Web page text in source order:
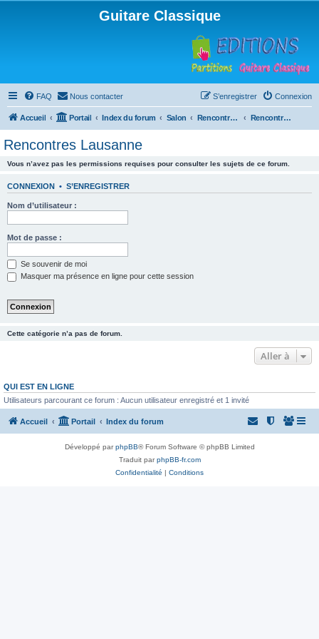
Guitare Classique
FAQ Nous contacter Connexion
S’enregistrer
Accueil Portail Index du forum Salon Rencontres musicales Rencontres Lausanne
Rencontres Lausanne
Vous n’avez pas les permissions requises pour consulter les sujets de ce forum.
CONNEXION • S’ENREGISTRER
Nom d’utilisateur :
Mot de passe :
Se souvenir de moi
Masquer ma présence en ligne pour cette session
Cette catégorie n’a pas de forum.
Aller à
QUI EST EN LIGNE
Utilisateurs parcourant ce forum : Aucun utilisateur enregistré et 1 invité
Accueil Portail Index du forum
Développé parphpBB® Forum Software © phpBB Limited
Traduit parphpBB-fr.com
Confidentialité | Conditions